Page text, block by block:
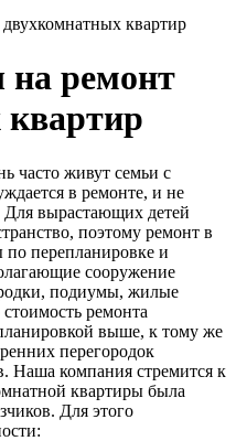
квартир
ремонт
часто живут семьи с
в ремонте, и не
Для вырастающих детей
поэтому ремонт в
по перепланировке и
сооружение
подиумы, жилые
ремонта
выше, к тому же
перегородок
Наша компания стремится к
квартиры была
Для этого